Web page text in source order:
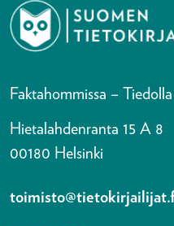
Faktahommissa –
Hietalahdenranta 15 A 8
00180 Helsinki